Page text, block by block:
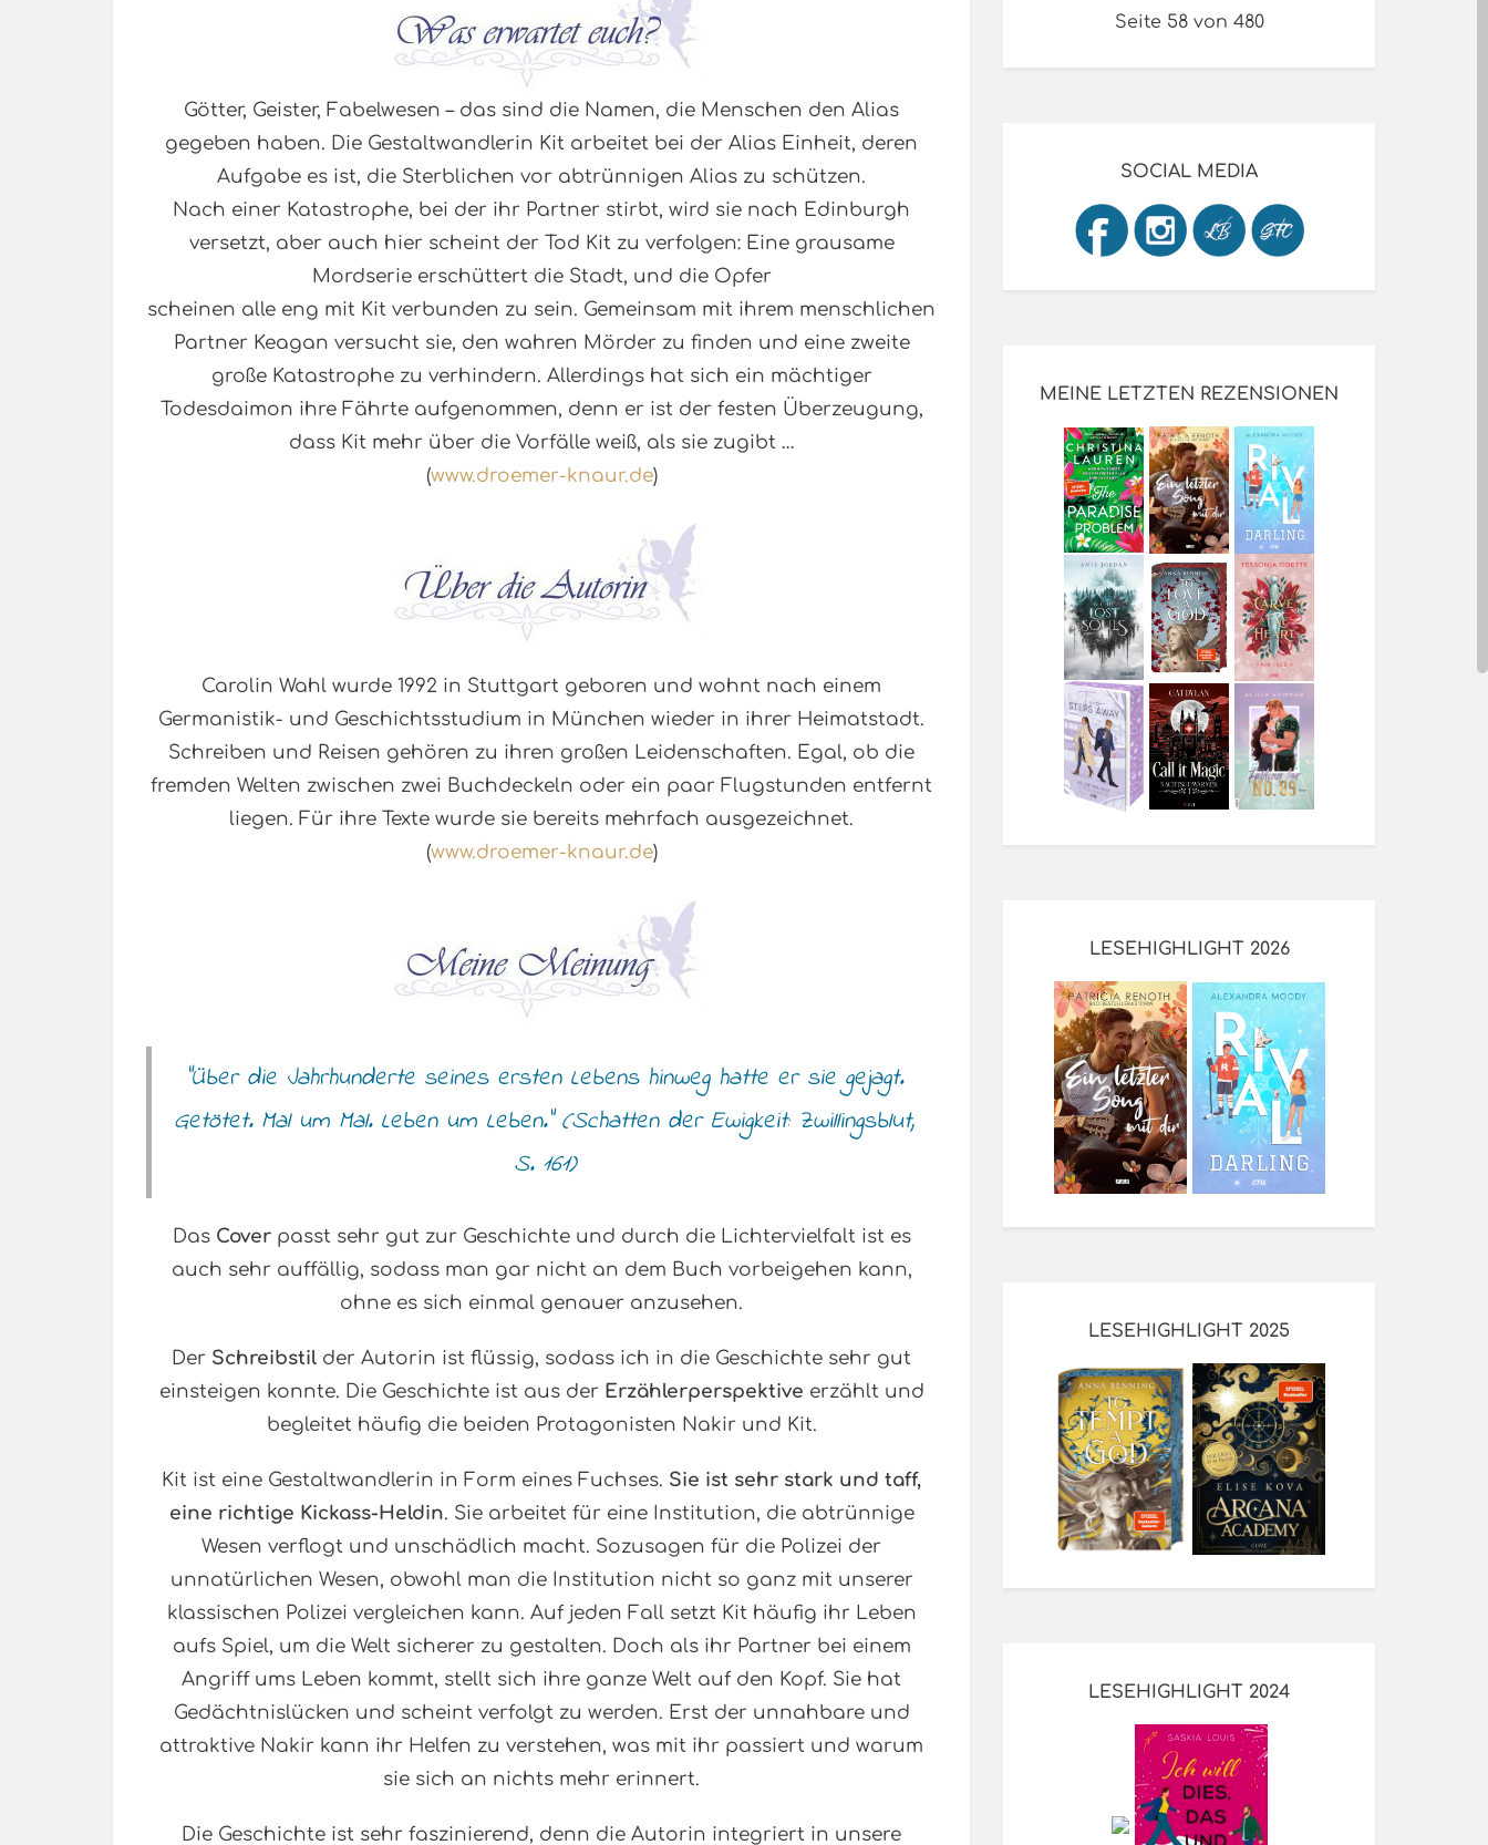
Götter, Geister, Fabelwesen – das sind die Namen, die Menschen den Alias
gegeben haben. Die Gestaltwandlerin Kit arbeitet bei der Alias Einheit, deren
Aufgabe es ist, die Sterblichen vor abtrünnigen Alias zu schützen.
Nach einer Katastrophe, bei der ihr Partner stirbt, wird sie nach Edinburgh
versetzt, aber auch hier scheint der Tod Kit zu verfolgen: Eine grausame
Mordserie erschüttert die Stadt, und die Opfer
scheinen alle eng mit Kit verbunden zu sein. Gemeinsam mit ihrem menschlichen
Partner Keagan versucht sie, den wahren Mörder zu finden und eine zweite
große Katastrophe zu verhindern. Allerdings hat sich ein mächtiger
Todesdaimon ihre Fährte aufgenommen, denn er ist der festen Überzeugung,
dass Kit mehr über die Vorfälle weiß, als sie zugibt …
(www.droemer-knaur.de)
Carolin Wahl wurde 1992 in Stuttgart geboren und wohnt nach einem
Germanistik- und Geschichtsstudium in München wieder in ihrer Heimatstadt.
Schreiben und Reisen gehören zu ihren großen Leidenschaften. Egal, ob die
fremden Welten zwischen zwei Buchdeckeln oder ein paar Flugstunden entfernt
liegen. Für ihre Texte wurde sie bereits mehrfach ausgezeichnet.
(www.droemer-knaur.de)
“Über die Jahrhunderte seines ersten Lebens hinweg hatte er sie gejagt.
Getötet. Mal um Mal. Leben um Leben.” (Schatten der Ewigkeit: Zwillingsblut,
S. 161)
Das Coverpasst sehr gut zur Geschichte und durch die Lichtervielfalt ist es
auch sehr auffällig, sodass man gar nicht an dem Buch vorbeigehen kann,
ohne es sich einmal genauer anzusehen.
Der Schreibstil der Autorin ist flüssig, sodass ich in die Geschichte sehr gut
einsteigen konnte. Die Geschichte ist aus der Erzählerperspektive erzählt und
begleitet häufig die beiden Protagonisten Nakir und Kit.
Kit ist eine Gestaltwandlerin in Form eines Fuchses. Sie ist sehr stark und taff,
eine richtige Kickass-Heldin. Sie arbeitet für eine Institution, die abtrünnige
Wesen verflogt und unschädlich macht. Sozusagen für die Polizei der
unnatürlichen Wesen, obwohl man die Institution nicht so ganz mit unserer
klassischen Polizei vergleichen kann. Auf jeden Fall setzt Kit häufig ihr Leben
aufs Spiel, um die Welt sicherer zu gestalten. Doch als ihr Partner bei einem
Angriff ums Leben kommt, stellt sich ihre ganze Welt auf den Kopf. Sie hat
Gedächtnislücken und scheint verfolgt zu werden. Erst der unnahbare und
attraktive Nakir kann ihr Helfen zu verstehen, was mit ihr passiert und warum
sie sich an nichts mehr erinnert.
Die Geschichte ist sehr faszinierend, denn die Autorin integriert in unsere
Seite 58 von 480
SOCIAL MEDIA
MEINE LETZTEN REZENSIONEN
LESEHIGHLIGHT 2026
LESEHIGHLIGHT 2025
LESEHIGHLIGHT 2024